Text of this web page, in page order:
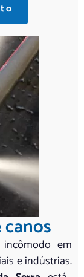
em
e indústrias.